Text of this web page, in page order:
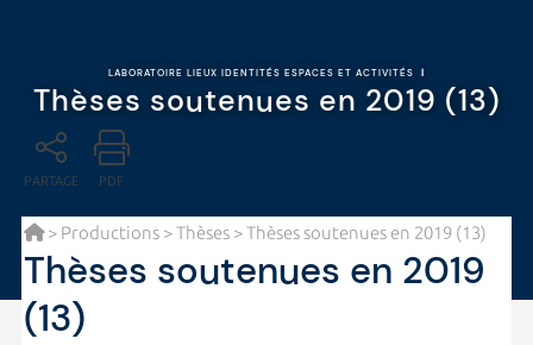
LABORATOIRE LIEUX IDENTITÉS ESPACES ET ACTIVITÉS |
Thèses soutenues en 2019 (13)
PARTAGE PDF
> Productions>Thèses> Thèses soutenues en 2019 (13)
Thèses soutenues en 2019
(13)